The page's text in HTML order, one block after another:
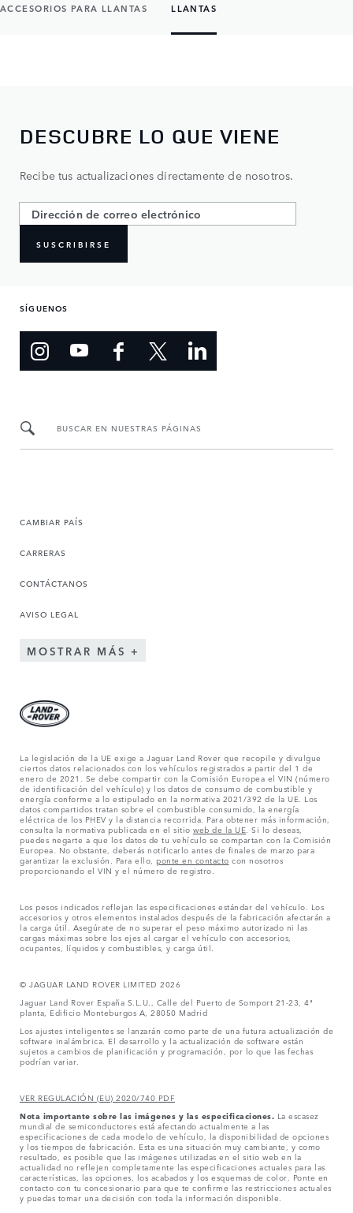
ACCESORIOS PARA LLANTAS LLANTAS
DESCUBRE LO QUE VIENE
Recibe tus actualizaciones directamente de nosotros.
SUSCRIBIRSE
SÍGUENOS
BUSCAR EN NUESTRAS PÁGINAS
CAMBIAR PAÍS
CARRERAS
CONTÁCTANOS
AVISO LEGAL
MOSTRAR MÁS
La legislación de la UE exige a Jaguar Land Rover que recopile y divulgue
ciertos datos relacionados con los vehículos registrados a partir del 1 de
enero de 2021. Se debe compartir con la Comisión Europea el VIN (número
de identificación del vehículo) y los datos de consumo de combustible y
energía conforme a lo estipulado en la normativa 2021/392 de la UE. Los
datos compartidos tratan sobre el combustible consumido, la energía
eléctrica de los PHEV y la distancia recorrida. Para obtener más información,
consulta la normativa publicada en el sitio web de la UE . Si lo deseas,
puedes negarte a que los datos de tu vehículo se compartan con la Comisión
Europea. No obstante, deberás notificarlo antes de finales de marzo para
garantizar la exclusión. Para ello, ponte en contacto con nosotros
proporcionando el VIN y el número de registro.
Los pesos indicados reflejan las especificaciones estándar del vehículo. Los
accesorios y otros elementos instalados después de la fabricación afectarán a
la carga útil. Asegúrate de no superar el peso máximo autorizado ni las
cargas máximas sobre los ejes al cargar el vehículo con accesorios,
ocupantes, líquidos y combustibles, y carga útil.
© JAGUAR LAND ROVER LIMITED 2026
Jaguar Land Rover España S.L.U., Calle del Puerto de Somport 21-23, 4ª
planta, Edificio Monteburgos A, 28050 Madrid
Los ajustes inteligentes se lanzarán como parte de una futura actualización de
software inalámbrica. El desarrollo y la actualización de software están
sujetos a cambios de planificación y programación, por lo que las fechas
podrían variar.
VER REGULACIÓN (EU) 2020/740 PDF
Nota importante sobre las imágenes y las especificaciones. La escasez
mundial de semiconductores está afectando actualmente a las
especificaciones de cada modelo de vehículo, la disponibilidad de opciones
y los tiempos de fabricación. Esta es una situación muy cambiante, y como
resultado, es posible que las imágenes utilizadas en el sitio web en la
actualidad no reflejen completamente las especificaciones actuales para las
características, las opciones, los acabados y los esquemas de color. Ponte en
contacto con tu concesionario para que te confirme las restricciones actuales
y puedas tomar una decisión con toda la información disponible.